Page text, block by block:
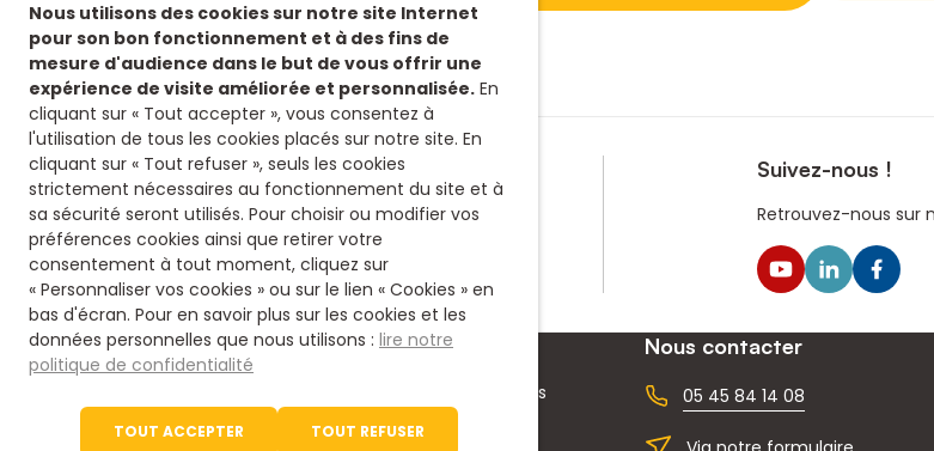
Suivez-nous !
Retrouvez-nous sur
Siège
8 rue fontaines des jardins
16500 Confolens
Nous contacter
05 45 84 14 08
Nous utilisons des cookies sur notre site Internet
pour son bon fonctionnement et à des fins de
mesure d'audience dans le but de vous offrir une
expérience de visite améliorée et personnalisée. En
cliquant sur « Tout accepter », vous consentez à
l'utilisation de tous les cookies placés sur notre site. En
cliquant sur « Tout refuser », seuls les cookies
strictement nécessaires au fonctionnement du site et à
sa sécurité seront utilisés. Pour choisir ou modifier vos
préférences cookies ainsi que retirer votre
consentement à tout moment, cliquez sur
« Personnaliser vos cookies » ou sur le lien « Cookies » en
bas d'écran. Pour en savoir plus sur les cookies et les
données personnelles que nous utilisons : lire notre
politique de confidentialité
TOUT ACCEPTER TOUT REFUSER